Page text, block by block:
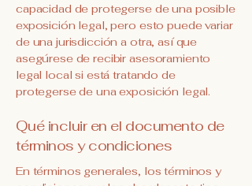
capacidad de protegerse de una posible
exposición legal, pero esto puede variar
de una jurisdicción a otra, así que
asegúrese de recibir asesoramiento
legal local si está tratando de
protegerse de una exposición legal.
Qué incluir en el documento de
términos y condiciones
En términos generales, los términos y